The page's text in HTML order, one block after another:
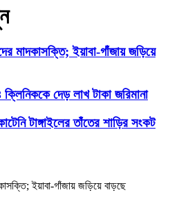
মাদকাসক্তি; ইয়াবা-গাঁজায় জড়িয়ে
ক্লিনিককে দেড় লাখ টাকা জরিমানা
টাঙ্গাইলের তাঁতের শাড়ির সংকট